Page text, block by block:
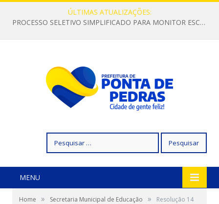
ÚLTIMAS ATUALIZAÇÕES:
PROCESSO SELETIVO SIMPLIFICADO PARA MONITOR ESCOLAR
por:
MENU
Home » Secretaria Municipal de Educação »
Resolução 14